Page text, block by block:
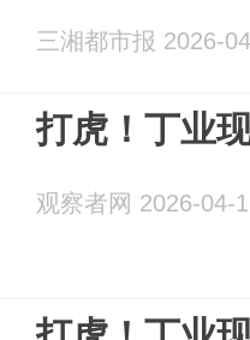
三湘都市报 2026-
打虎！丁业
观察者网 2026-04-